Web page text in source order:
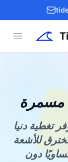
Open menu
مسمرة
تغطية دنيا
للأشعة
دون